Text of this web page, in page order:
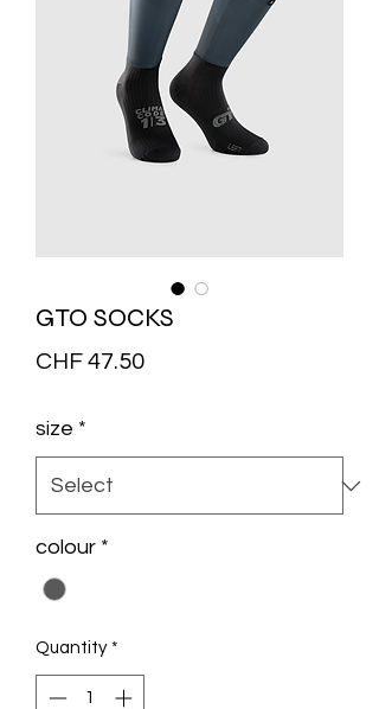
GTO SOCKS
CHF 47.50Price
size *
colour *
Quantity *